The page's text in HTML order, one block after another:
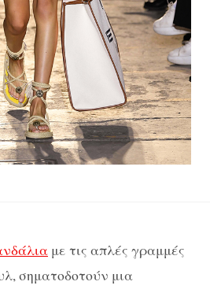
με τις απλές γραμμές
σηματοδοτούν μια